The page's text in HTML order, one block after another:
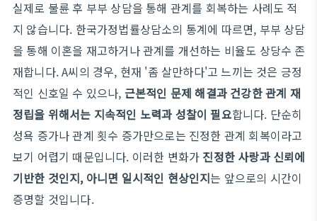
실제로 불륜 후 부부 상담을 통해 관계를 회복하는 사례도 적
지 않습니다. 한국가정법률상담소의 통계에 따르면, 부부 상담
을 통해 이혼을 재고하거나 관계를 개선하는 비율도 상당수 존
재합니다. A씨의 경우, 현재 '좀 살만하다'고 느끼는 것은 긍정
적인 신호일 수 있으나, 근본적인 문제 해결과 건강한 관계 재
정립을 위해서는 지속적인 노력과 성찰이 필요합니다. 단순히
성욕 증가나 관계 횟수 증가만으로는 진정한 관계 회복이라고
보기 어렵기 때문입니다. 이러한 변화가 진정한 사랑과 신뢰에
기반한 것인지, 아니면 일시적인 현상인지는 앞으로의 시간이
증명할 것입니다.